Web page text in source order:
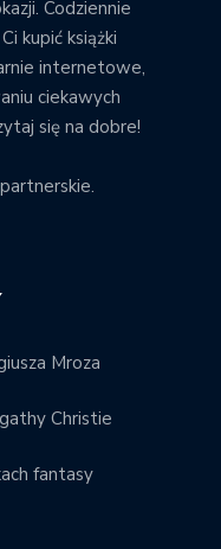
Codziennie
kupić książki
internetowe,
ciekawych
się na dobre!
Mroza
Christie
fantasy